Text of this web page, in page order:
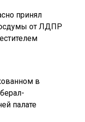
принял
от ЛДПР
в
палате